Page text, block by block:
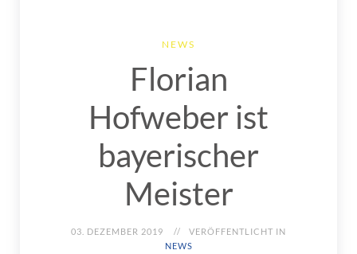
NEWS
Florian
Hofweber ist
bayerischer
Meister
03. DEZEMBER 2019
VERÖFFENTLICHT IN
NEWS